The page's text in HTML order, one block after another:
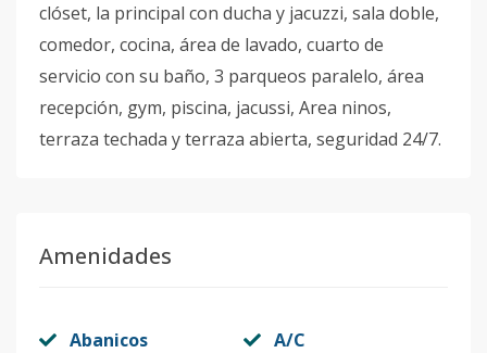
clóset, la principal con ducha y jacuzzi, sala doble,
comedor, cocina, área de lavado, cuarto de
servicio con su baño, 3 parqueos paralelo, área
recepción, gym, piscina, jacussi, Area ninos,
terraza techada y terraza abierta, seguridad 24/7.
Amenidades
Abanicos A/C